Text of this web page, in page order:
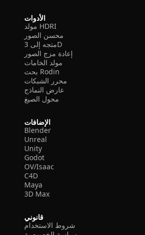
الأدوات
مولد HDRI
محسن الصور
متجه إلى 3D
إعادة مزج الصور
مولد الخامات
بحث Rodin
محرر الشبكات
عارض النماذج
محول الصيغ
الإضافات
Blender
Unreal
Unity
Godot
OV/Isaac
C4D
Maya
3D Max
قانوني
شروط الاستخدام